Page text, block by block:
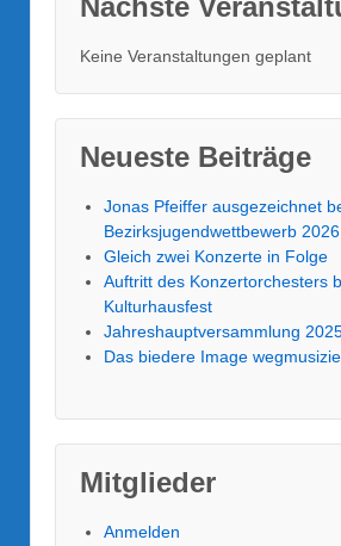
Nächste
Keine Veranstaltungen geplant
Neueste Beiträge
Jonas Pfeiffer ausgezeichnet
Bezirksjugendwettbewerb 2026
Gleich zwei Konzerte in Folge
Auftritt des Konzertorchesters
Kulturhausfest
Jahreshauptversammlung
Das biedere Image
Mitglieder
Anmelden